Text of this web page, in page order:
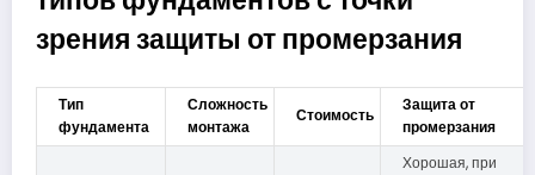
зрения защиты от промерзания
Тип
фундамента
Сложность
монтажа
Стоимость
Защита от
промерзания
Хорошая, при